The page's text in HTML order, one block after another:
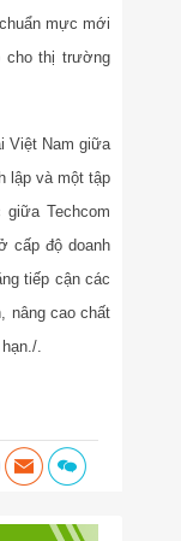
mực mới
cho thị trường
Việt Nam giữa
lập và một tập
Techcom
cấp độ doanh
tiếp cận các
nâng cao chất
.